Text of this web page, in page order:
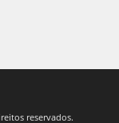
reservados.